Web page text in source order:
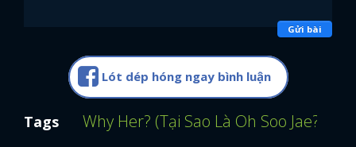
Gửi bài
Lót dép hóng ngay bình luận
Tags Why Her? (Tại Sao Là Oh Soo Jae?)